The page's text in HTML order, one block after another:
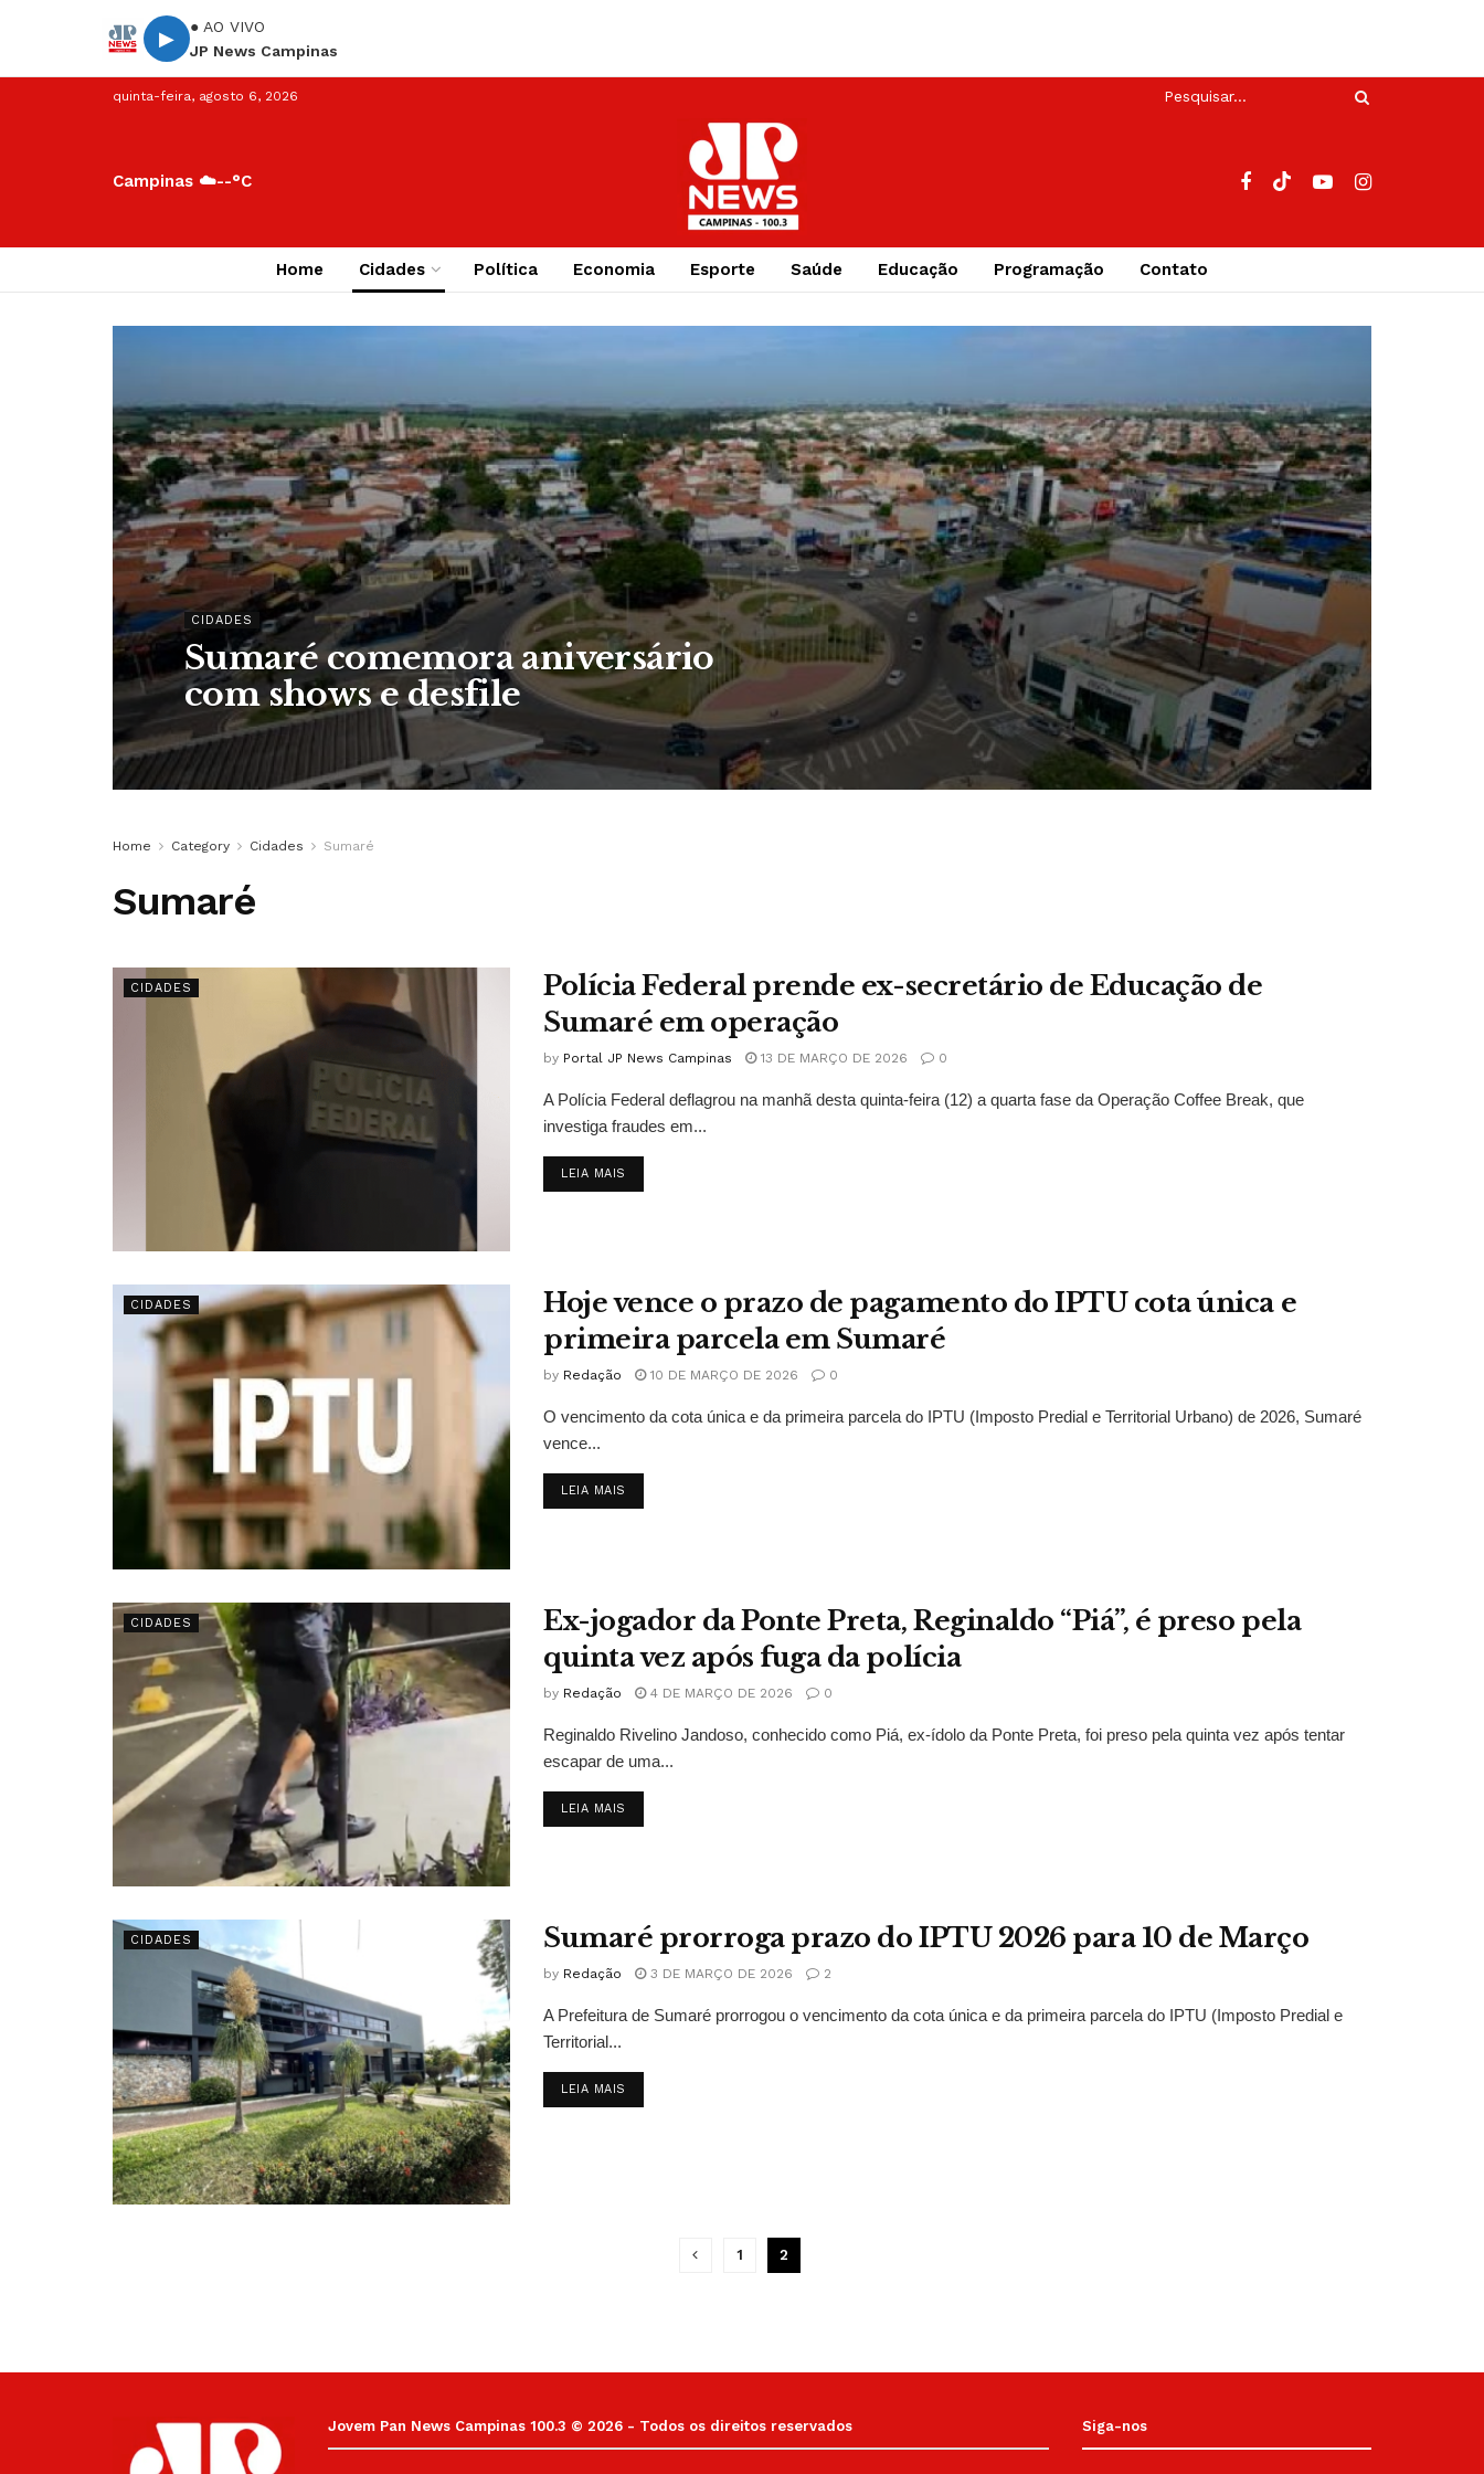
▶
● AO VIVO
JP News Campinas
quinta-feira, agosto 6, 2026
Campinas ☁️--°C
Home Cidades Política Economia Esporte Saúde Educação Programação Contato
CIDADES
Sumaré comemora aniversário
com shows e desfile
Home Category Cidades Sumaré
Sumaré
CIDADES
Polícia Federal prende ex-secretário de Educação de
Sumaré em operação
by Portal JP News Campinas 13 DE MARÇO DE 2026 0
A Polícia Federal deflagrou na manhã desta quinta-feira (12) a quarta fase da Operação Coffee Break, que
investiga fraudes em...
LEIA MAIS
CIDADES
Hoje vence o prazo de pagamento do IPTU cota única e
primeira parcela em Sumaré
by Redação 10 DE MARÇO DE 2026 0
O vencimento da cota única e da primeira parcela do IPTU (Imposto Predial e Territorial Urbano) de 2026, Sumaré
vence...
LEIA MAIS
CIDADES
Ex-jogador da Ponte Preta, Reginaldo “Piá”, é preso pela
quinta vez após fuga da polícia
by Redação 4 DE MARÇO DE 2026 0
Reginaldo Rivelino Jandoso, conhecido como Piá, ex-ídolo da Ponte Preta, foi preso pela quinta vez após tentar
escapar de uma...
LEIA MAIS
CIDADES Sumaré prorroga prazo do IPTU 2026 para 10 de Março
by Redação 3 DE MARÇO DE 2026 2
A Prefeitura de Sumaré prorrogou o vencimento da cota única e da primeira parcela do IPTU (Imposto Predial e
Territorial...
LEIA MAIS
1 2
Jovem Pan News Campinas 100.3 © 2026 - Todos os direitos reservados Siga-nos